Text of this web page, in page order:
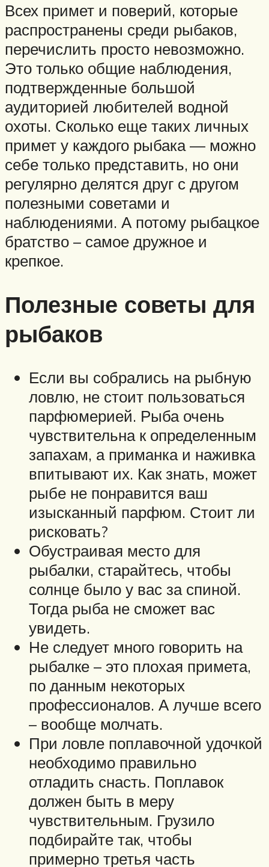
Всех примет и поверий, которые
распространены среди рыбаков,
перечислить просто невозможно.
Это только общие наблюдения,
подтвержденные большой
аудиторией любителей водной
охоты. Сколько еще таких личных
примет у каждого рыбака — можно
себе только представить, но они
регулярно делятся друг с другом
полезными советами и
наблюдениями. А потому рыбацкое
братство – самое дружное и
крепкое.
Полезные советы для
рыбаков
Если вы собрались на рыбную
ловлю, не стоит пользоваться
парфюмерией. Рыба очень
чувствительна к определенным
запахам, а приманка и наживка
впитывают их. Как знать, может
рыбе не понравится ваш
изысканный парфюм. Стоит ли
рисковать?
Обустраивая место для
рыбалки, старайтесь, чтобы
солнце было у вас за спиной.
Тогда рыба не сможет вас
увидеть.
Не следует много говорить на
рыбалке – это плохая примета,
по данным некоторых
профессионалов. А лучше всего
– вообще молчать.
При ловле поплавочной удочкой
необходимо правильно
отладить снасть. Поплавок
должен быть в меру
чувствительным. Грузило
подбирайте так, чтобы
примерно третья часть